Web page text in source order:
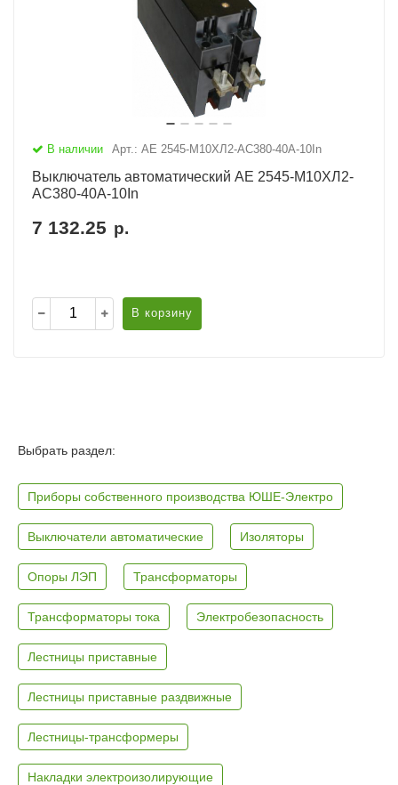
В наличии Арт.: АЕ 2545-М10ХЛ2-AC380-40А-10In
Выключатель автоматический АЕ 2545-М10ХЛ2-
AC380-40А-10In
7 132.25 р.
В корзину
Выбрать раздел:
Приборы собственного производства ЮШЕ-Электро
Выключатели автоматические Изоляторы
Опоры ЛЭП Трансформаторы
Трансформаторы тока Электробезопасность
Лестницы приставные
Лестницы приставные раздвижные
Лестницы-трансформеры
Накладки электроизолирующие